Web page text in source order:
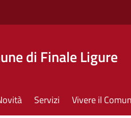
di Finale Ligure
Servizi Vivere il